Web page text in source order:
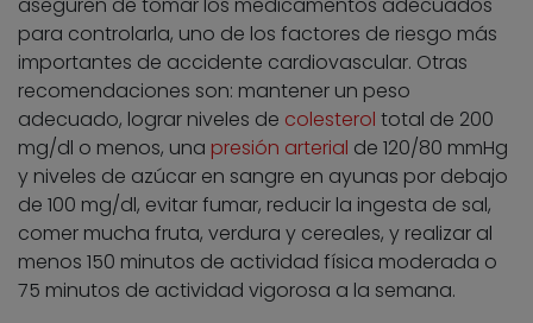
aseguren de tomar los medicamentos adecuados
para controlarla, uno de los factores de riesgo más
importantes de accidente cardiovascular. Otras
recomendaciones son: mantener un peso
adecuado, lograr niveles de colesterol total de 200
mg/dl o menos, una presión arterial de 120/80 mmHg
y niveles de azúcar en sangre en ayunas por debajo
de 100 mg/dl, evitar fumar, reducir la ingesta de sal,
comer mucha fruta, verdura y cereales, y realizar al
menos 150 minutos de actividad física moderada o
75 minutos de actividad vigorosa a la semana.